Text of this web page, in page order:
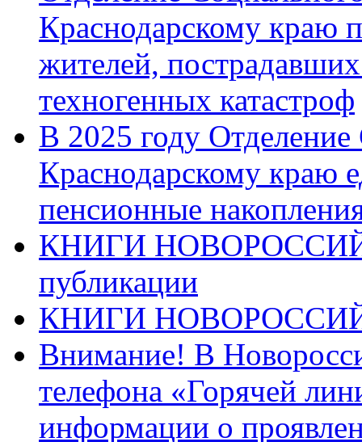
Краснодарскому краю
жителей,
техногенных катастроф
В 2025 году
Краснодарскому краю
пенсионные
КНИГИ
публикации
КНИГИ
Внимание! В
телефона «Горячей
информации о